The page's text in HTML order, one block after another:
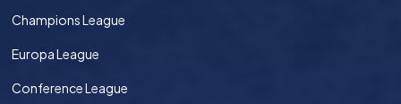
Champions League
Europa League
Conference League